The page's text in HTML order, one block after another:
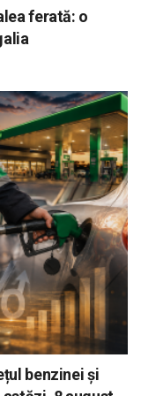
ferată: o
benzinei și